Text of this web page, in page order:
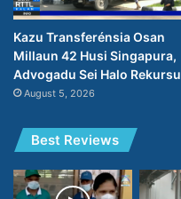
Kazu Transferénsia Osan
Millaun 42 Husi Singapura,
Advogadu Sei Halo Rekursu
August 5, 2026
Best Reviews